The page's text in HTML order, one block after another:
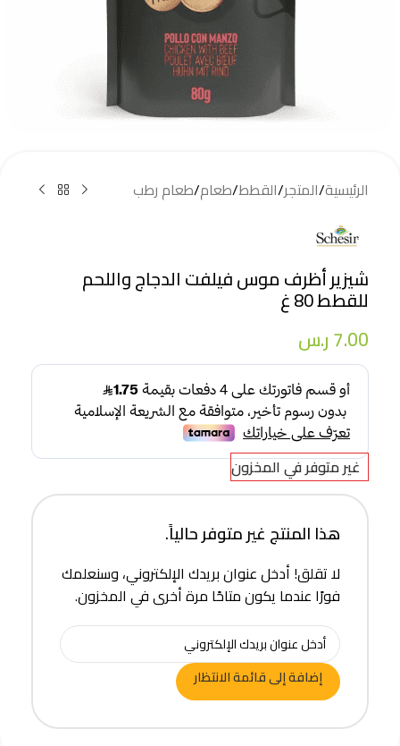
الرئيسية/المتجر/القطط/طعام/طعام رطب
شيزير أظرف موس فيلفت الدجاج واللحم
للقطط 80 غ
7.00ر.س
غير متوفر في المخزون
هذا المنتج غير متوفر حالياً.
لا تقلق! أدخل عنوان بريدك الإلكتروني، وسنعلمك
فورًا عندما يكون متاحًا مرة أخرى في المخزون.
إضافة إلى قائمة الانتظار